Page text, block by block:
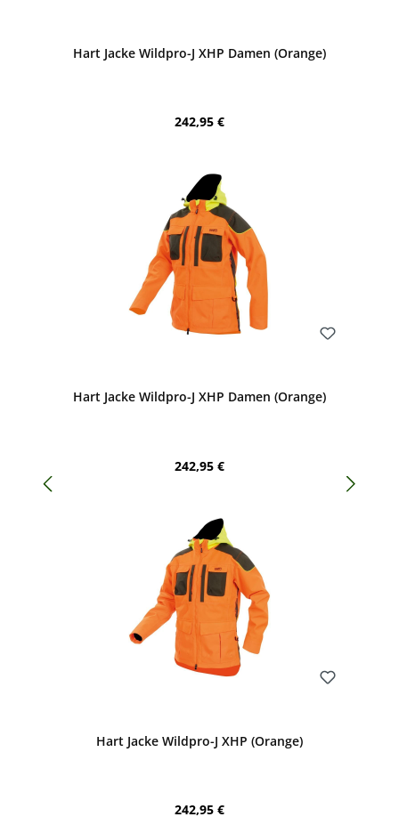
Hart Jacke Wildpro-J XHP Damen (Orange)
Regulärer Preis:
242,95 €
Hart Jacke Wildpro-J XHP Damen (Orange)
Regulärer Preis:
242,95 €
Hart Jacke Wildpro-J XHP (Orange)
Regulärer Preis:
242,95 €